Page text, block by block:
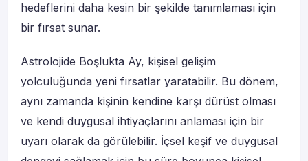
hedeflerini daha kesin bir şekilde tanımlaması için
bir fırsat sunar.
Astrolojide Boşlukta Ay, kişisel gelişim
yolculuğunda yeni fırsatlar yaratabilir. Bu dönem,
aynı zamanda kişinin kendine karşı dürüst olması
ve kendi duygusal ihtiyaçlarını anlaması için bir
uyarı olarak da görülebilir. İçsel keşif ve duygusal